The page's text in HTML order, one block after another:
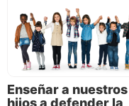
estilo de vida?
personas formen
propia voluntad.
quitarles la libertad
como robots en
albedrío. Dios quiere
Enseñar a nuestros
hijos a defender la